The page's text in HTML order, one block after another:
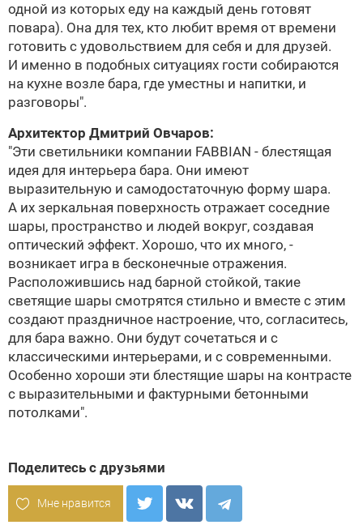
одной из которых еду на каждый день готовят
повара). Она для тех, кто любит время от времени
готовить c удовольствием для себя и для друзей.
И именно в подобных ситуациях гости собираются
на кухне возле бара, где уместны и напитки, и
разговоры".
Архитектор Дмитрий Овчаров:
"Эти светильники компании FABBIAN - блестящая
идея для интерьера бара. Они имеют
выразительную и самодостаточную форму шара.
А их зеркальная поверхность отражает соседние
шары, пространство и людей вокруг, создавая
оптический эффект. Хорошо, что их много, -
возникает игра в бесконечные отражения.
Расположившись над барной стойкой, такие
светящие шары смотрятся стильно и вместе с этим
создают праздничное настроение, что, согласитесь,
для бара важно. Они будут сочетаться и с
классическими интерьерами, и с современными.
Особенно хороши эти блестящие шары на контрасте
с выразительными и фактурными бетонными
потолками".
Поделитесь с друзьями
Мне нравится